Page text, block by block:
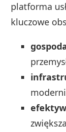
platforma
kluczowe